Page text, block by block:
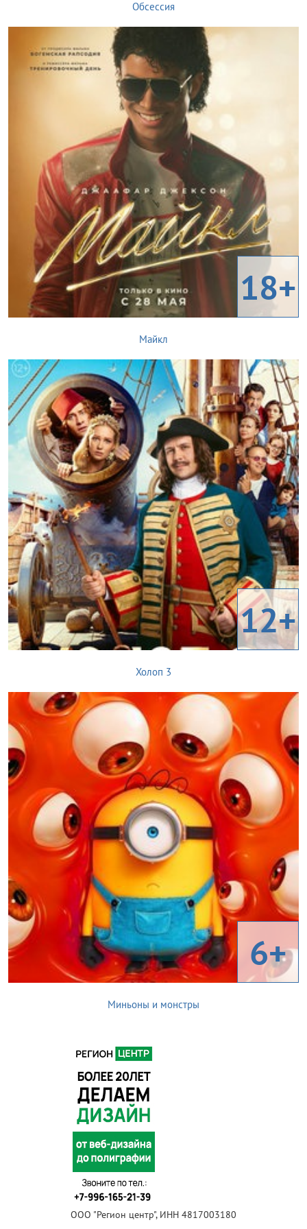
Обсессия
18+
Майкл
12+
Холоп 3
6+
Миньоны и монстры
ООО "Регион центр", ИНН 4817003180